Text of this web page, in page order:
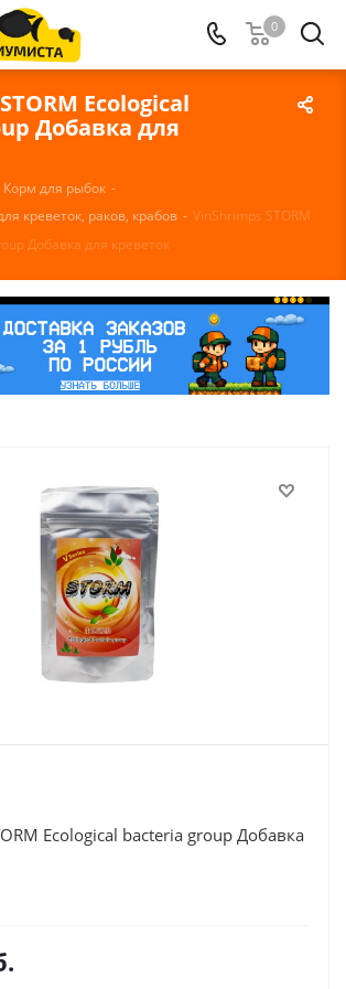
0
Ecological
Добавка для
Корм для рыбок -
креветок, раков, крабов - VinShrimps STORM
Добавка для креветок
Ecological bacteria group Добавка